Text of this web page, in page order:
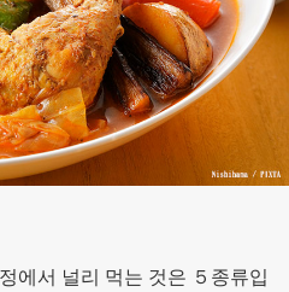
에서 널리 먹는 것은 ５종류입